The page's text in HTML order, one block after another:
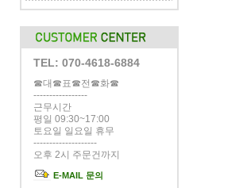
TEL: 070-4618-6884
☎대☎표☎전☎화☎
-----------------
근무시간
평일 09:30~17:00
토요일 일요일 휴무
--------------------
오후 2시 주문건까지
E-MAIL 문의